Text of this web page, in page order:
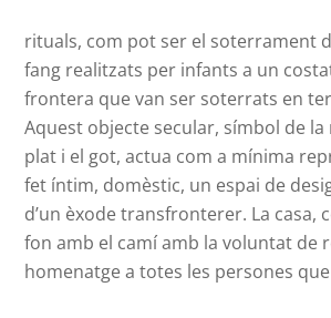
rituals, com pot ser el soterrament
fang realitzats per infants a un
frontera que van ser soterrats en
Aquest objecte secular, símbol de
plat i el got, actua com a mínima
fet íntim, domèstic, un espai de
d’un èxode transfronterer. La casa,
fon amb el camí amb la voluntat de
homenatge a totes les persones